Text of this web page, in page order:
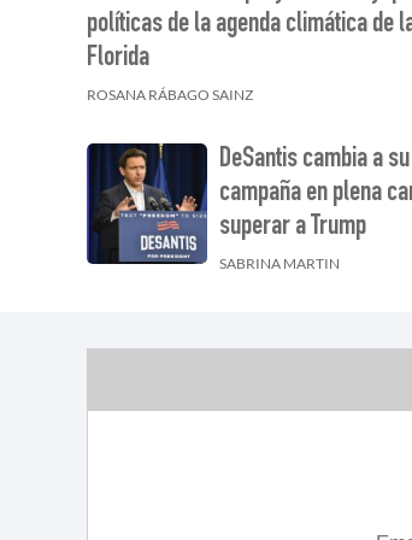
políticas de la agenda climática de
Florida
ROSANA RÁBAGO SAINZ
DeSantis cambia a
campaña en plena
superar a Trump
SABRINA MARTIN